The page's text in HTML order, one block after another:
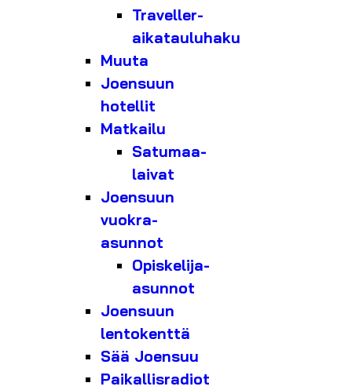
Traveller-
aikatauluhaku
Muuta
Joensuun
hotellit
Matkailu
Satumaa-
laivat
Joensuun
vuokra-
asunnot
Opiskelija-
asunnot
Joensuun
lentokenttä
Sää Joensuu
Paikallisradiot